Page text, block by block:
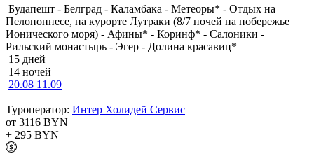
Будапешт - Белград - Каламбака - Метеоры* - Отдых на
Пелопоннесе, на курорте Лутраки (8/7 ночей на побережье
Ионического моря) - Афины* - Коринф* - Салоники -
Рильский монастырь - Эгер - Долина красавиц*
15 дней
14 ночей
20.08 11.09
Туроператор: Интер Холидей Сервис
от 3116 BYN
+ 295 BYN